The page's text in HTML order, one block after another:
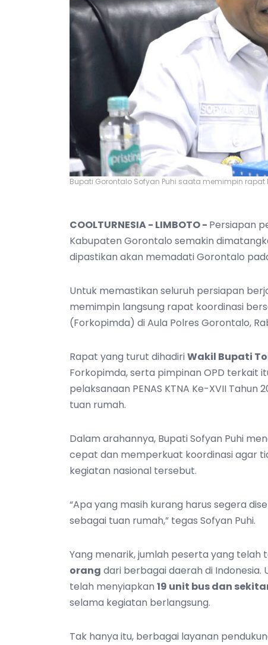
Bupati Gorontalo Sofyan Puhi saata memimpin rapat
COOLTURNESIA - LIMBOTO - Persiapan
Kabupaten Gorontalo semakin
dipastikan akan memadati Gorontalo
Untuk memastikan seluruh persiapan
memimpin langsung rapat koordinasi
(Forkopimda) di Aula Polres Gorontalo,
Rapat yang turut dihadiriWakil Bupati
Forkopimda, serta pimpinan OPD terkait
pelaksanaan PENAS KTNA Ke-XVII
tuan rumah.
Dalam arahannya, Bupati Sofyan Puhi
cepat dan memperkuat koordinasi agar
kegiatan nasional tersebut.
“Apa yang masih kurang harus segera
sebagai tuan rumah,” tegas Sofyan Puhi.
Yang menarik, jumlah peserta yang
orang dari berbagai daerah di
telah menyiapkan 19 unit bus dan
selama kegiatan berlangsung.
Tak hanya itu, berbagai layanan